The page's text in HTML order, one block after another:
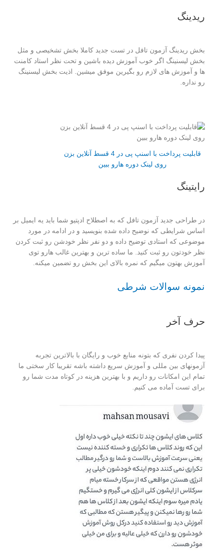
ریدینگ
بخش ریدینگ آزمون تافل در تست جدید کاملا بخش تشخیصی و مثل
بخش لیسنینگ اگر خوب آموزش دیده باشین و تحت نظر استاد کامنت
ها و آموزش های لازم رو بگیرین موفق میشین. اذیت بخش لیسنینگ
رو نداره.
قابلیت پرداخت با اسنپ پی در 4 قسط آنلاین بزن
روی لینک دوره هارو ببین
رایتینگ
در طراحی جدید آزمون تافل که به اصطلاح ادپتیو شما باید یه ایمیل بر
اساس شرایطی که نوضیح داده شده بنویسید و در ادامه در مورد
موضوعی که استادی توضیح داده و دو نفر نظر خودشن رو ثبت کردن
نظر خودتون رو ثبت کنید. ما ساده ترین و بهترین غالب هارو توی
آموزش بهتون میگیم که نمره بالای این بخش رو تضمین میکنه.
نمونه سوالات شرطی
حرف آخر
پیدا کردن نفری که بتونه منابع خوب و رایگان با بالاترین تجربه
آزمونهای بین مللی و آموزش سریع داشته باشه تقریبا کار سختی ما
تمام این امکانات رو داریم و با بهترین هزینه در کوتاه مدت شما رو
برای تست آماده می کنیم.